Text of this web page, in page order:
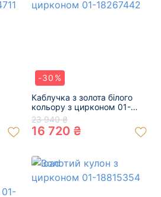
-30%
Каблучка з золота білого
кольору з цирконом 01-
18267442
23 940 ₴
16 720 ₴